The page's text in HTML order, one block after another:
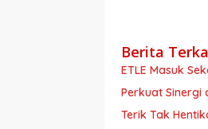
Berita
ETLE Masuk
Perkuat Sinergi
Terik Tak